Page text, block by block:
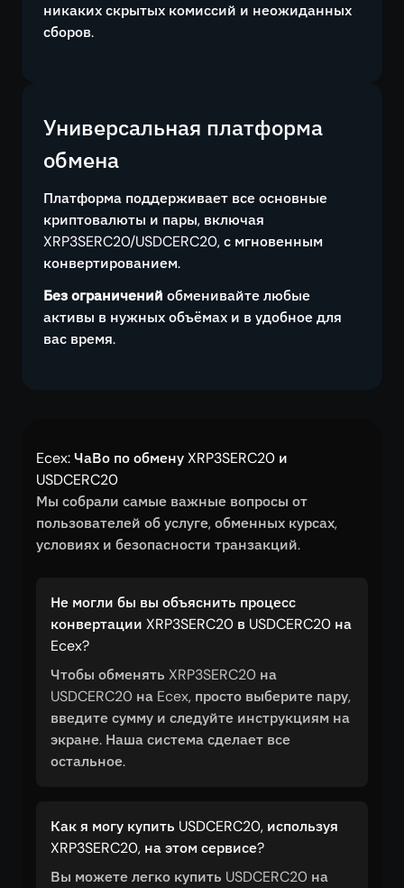
никаких скрытых комиссий и неожиданных
сборов.
Универсальная платформа
обмена
Платформа поддерживает все основные
криптовалюты и пары, включая
XRP3SERC20/USDCERC20, с мгновенным
конвертированием.
Без ограничений обменивайте любые
активы в нужных объёмах и в удобное для
вас время.
Ecex: ЧаВо по обмену XRP3SERC20 и
USDCERC20
Мы собрали самые важные вопросы от
пользователей об услуге, обменных курсах,
условиях и безопасности транзакций.
Не могли бы вы объяснить процесс
конвертации XRP3SERC20 в USDCERC20 на
Ecex?
Чтобы обменять XRP3SERC20 на
USDCERC20 на Ecex, просто выберите пару,
введите сумму и следуйте инструкциям на
экране. Наша система сделает все
остальное.
Как я могу купить USDCERC20, используя
XRP3SERC20, на этом сервисе?
Вы можете легко купить USDCERC20 на